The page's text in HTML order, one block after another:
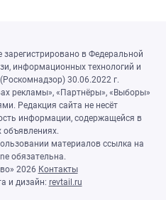
в Федеральной
информационных технологий и
30.06.2022 г.
рекламы», «Партнёры», «Выборы»
Редакция сайта не несёт
информации, содержащейся в
материалов ссылка на
обязательна.
2026 Контакты
и дизайн: revtail.ru